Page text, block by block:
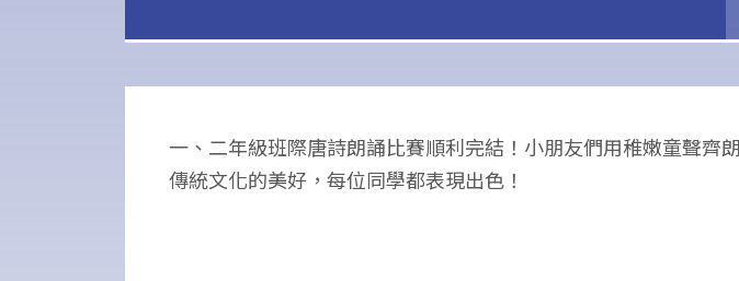
一、二年級班際唐詩朗誦比賽順利完結！小朋友們用稚嫩童聲
傳統文化的美好，每位同學都表現出色！